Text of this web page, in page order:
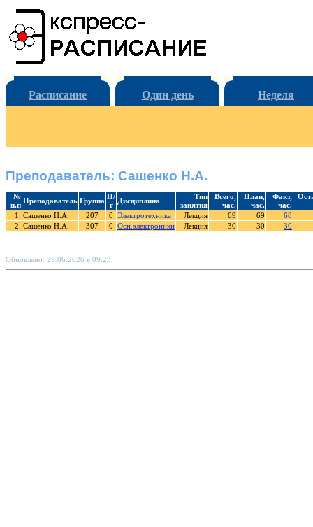
Расписание Один день Неделя
Преподаватель: Сашенко Н.А.
№
п.п Преподаватель Группа П/
г
Дисциплина
Тип
занятия
Всего,
час.
План,
час.
Факт,
час.
1. Сашенко Н.А. 207 0 Электротехника Лекция 69 69
68
2. Сашенко Н.А. 307 0 Осн.электроники Лекция 30 30 30
Обновлено: 29.06.2026 в 09:23.